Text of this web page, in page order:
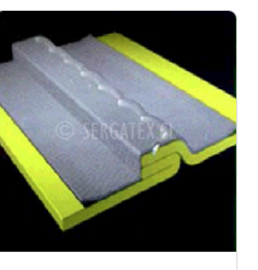
rendimiento certificada (30
lavados), incorporando
perforaciones láser para
reducir la acumulación de
humedad bajo la cinta, lo
que mejora la comodidad y
reduce el riesgo de
quemaduras por vapor al
exponerse a calor extremo.
sin bandas grises
sobrepuestas que puedan
deslaminarse con el
tiempo.